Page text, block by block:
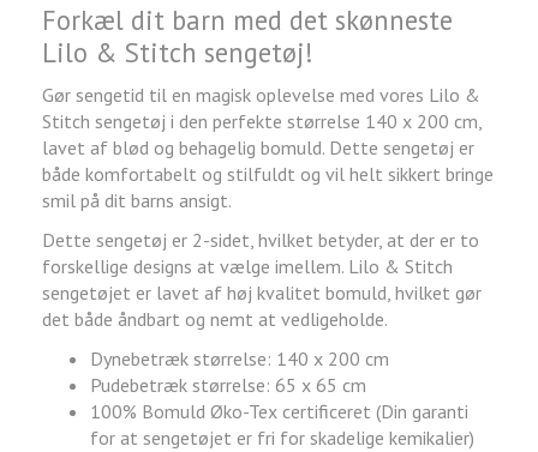
Forkæl dit barn med det skønneste
Lilo & Stitch sengetøj!
Gør sengetid til en magisk oplevelse med vores Lilo &
Stitch sengetøj i den perfekte størrelse 140 x 200 cm,
lavet af blød og behagelig bomuld. Dette sengetøj er
både komfortabelt og stilfuldt og vil helt sikkert bringe
smil på dit barns ansigt.
Dette sengetøj er 2-sidet, hvilket betyder, at der er to
forskellige designs at vælge imellem. Lilo & Stitch
sengetøjet er lavet af høj kvalitet bomuld, hvilket gør
det både åndbart og nemt at vedligeholde.
Dynebetræk størrelse: 140 x 200 cm
Pudebetræk størrelse: 65 x 65 cm
100% Bomuld Øko-Tex certificeret (Din garanti
for at sengetøjet er fri for skadelige kemikalier)